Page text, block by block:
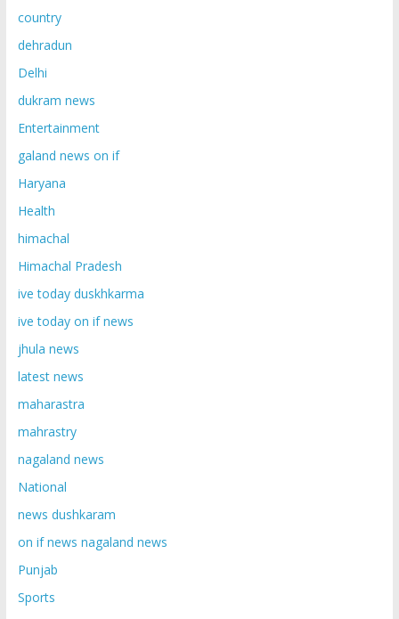
country
dehradun
Delhi
dukram news
Entertainment
galand news on if
Haryana
Health
himachal
Himachal Pradesh
ive today duskhkarma
ive today on if news
jhula news
latest news
maharastra
mahrastry
nagaland news
National
news dushkaram
on if news nagaland news
Punjab
Sports